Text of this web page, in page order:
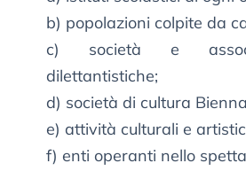
b) popolazioni colpite da
c) società e
dilettantistiche;
d) società di cultura
e) attività culturali e
f) enti operanti nello